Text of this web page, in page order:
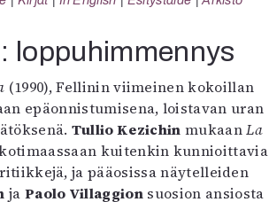
Sarjakuva
Sámegillii
Pääkirjoitus
Paperilehdestä
Oulu2026
Näyttelyt
Musiikki
Levyt
loppuhimmennys
(1990), Fellinin viimeinen kokoillan
epäonnistumisena, loistavan uran
Tullio Kezichin mukaanLa
kuitenkin kunnioittavia
ja pääosissa näytelleiden
ja Paolo Villaggion suosion ansiosta